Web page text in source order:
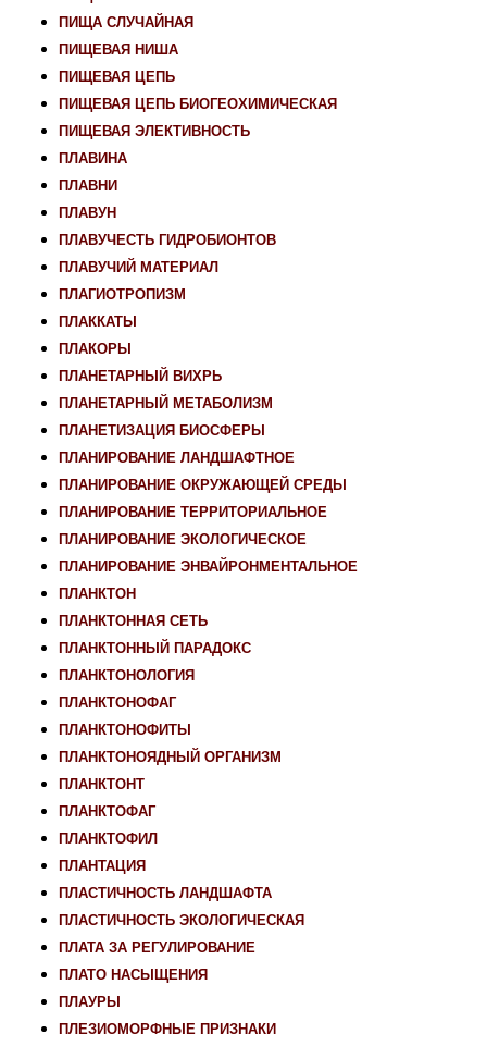
ПИЩА СЛУЧАЙНАЯ
ПИЩЕВАЯ НИША
ПИЩЕВАЯ ЦЕПЬ
ПИЩЕВАЯ ЦЕПЬ БИОГЕОХИМИЧЕСКАЯ
ПИЩЕВАЯ ЭЛЕКТИВНОСТЬ
ПЛАВИНА
ПЛАВНИ
ПЛАВУН
ПЛАВУЧЕСТЬ ГИДРОБИОНТОВ
ПЛАВУЧИЙ МАТЕРИАЛ
ПЛАГИОТРОПИЗМ
ПЛАККАТЫ
ПЛАКОРЫ
ПЛАНЕТАРНЫЙ ВИХРЬ
ПЛАНЕТАРНЫЙ МЕТАБОЛИЗМ
ПЛАНЕТИЗАЦИЯ БИОСФЕРЫ
ПЛАНИРОВАНИЕ ЛАНДШАФТНОЕ
ПЛАНИРОВАНИЕ ОКРУЖАЮЩЕЙ СРЕДЫ
ПЛАНИРОВАНИЕ ТЕРРИТОРИАЛЬНОЕ
ПЛАНИРОВАНИЕ ЭКОЛОГИЧЕСКОЕ
ПЛАНИРОВАНИЕ ЭНВАЙРОНМЕНТАЛЬНОЕ
ПЛАНКТОН
ПЛАНКТОННАЯ СЕТЬ
ПЛАНКТОННЫЙ ПАРАДОКС
ПЛАНКТОНОЛОГИЯ
ПЛАНКТОНОФАГ
ПЛАНКТОНОФИТЫ
ПЛАНКТОНОЯДНЫЙ ОРГАНИЗМ
ПЛАНКТОНТ
ПЛАНКТОФАГ
ПЛАНКТОФИЛ
ПЛАНТАЦИЯ
ПЛАСТИЧНОСТЬ ЛАНДШАФТА
ПЛАСТИЧНОСТЬ ЭКОЛОГИЧЕСКАЯ
ПЛАТА ЗА РЕГУЛИРОВАНИЕ
ПЛАТО НАСЫЩЕНИЯ
ПЛАУРЫ
ПЛЕЗИОМОРФНЫЕ ПРИЗНАКИ